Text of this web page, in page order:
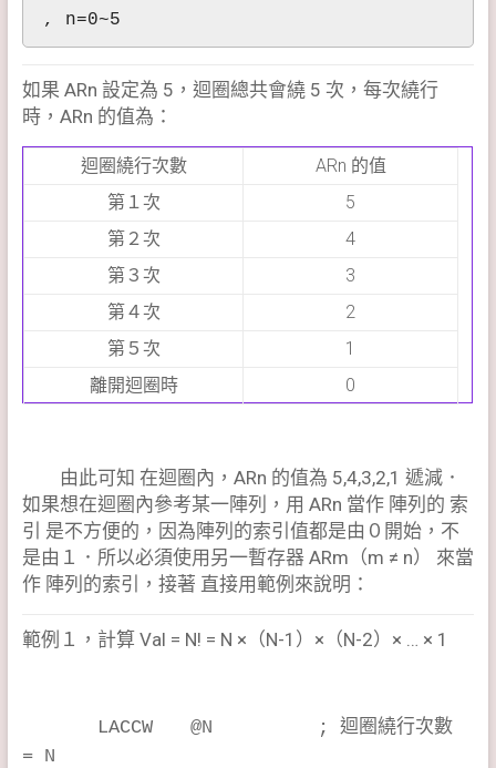
, n=0~5
如果 ARn 設定為 5，迴圈總共會繞 5 次，每次繞行
時，ARn 的值為：
迴圈繞行次數
ARn 的值
第１次
5
第２次
4
第３次
3
第４次
2
第５次
1
離開迴圈時
0
由此可知 在迴圈內，ARn 的值為 5,4,3,2,1 遞減．
如果想在迴圈內參考某一陣列，用 ARn 當作 陣列的 索
引 是不方便的，因為陣列的索引值都是由０開始，不
是由１．所以必須使用另一暫存器 ARm（m ≠ n） 來當
作 陣列的索引，接著 直接用範例來說明：
範例１，計算 Val = N! = N ×（N-1）×（N-2）× … × 1
LACCW @N ; 迴圈繞行次數
= N